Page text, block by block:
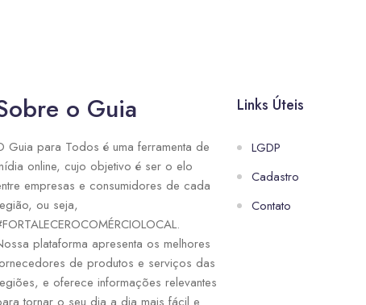
o Guia
Guia para Todos é uma ferramenta de
online, cujo objetivo é ser o elo
empresas e consumidores de cada
ou seja,
plataforma apresenta os melhores
de produtos e serviços das
e oferece informações relevantes
Links Úteis
LGDP
Cadastro
Contato